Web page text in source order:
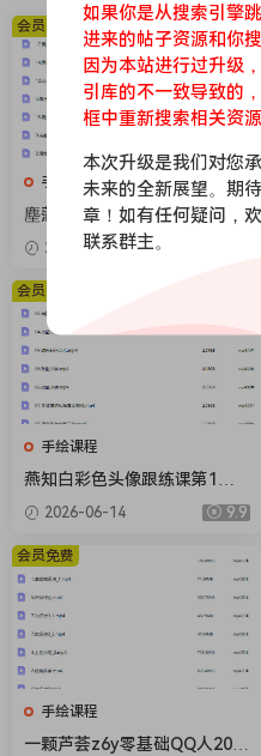
手绘课程
塵蒲2026唯美古风半厚涂第5
期基础课【画质不错有课件笔
刷】
2026-06-14
会员免费
手绘课程
燕知白彩色头像跟练课第1期2
026【画质高清有课件】
2026-06-14 9.9
会员免费
手绘课程
一颗芦荟z6y零基础QQ人202
会员免费
如果你是从搜索引擎
进来的帖子资源和你
因为本站进行过升级
引库的不一致导致的
框中重新搜索相关资源
本次升级是我们对您
未来的全新展望。期
章！如有任何疑问，
联系群主。